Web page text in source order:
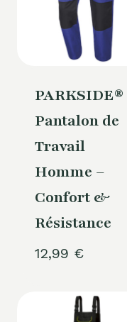
PARKSIDE®
Pantalon de
Travail
Homme –
Confort &
Résistance
12,99 €